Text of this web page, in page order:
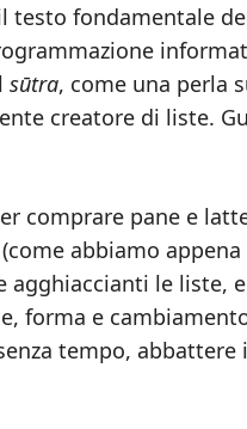
fondamentale
sūtra, come una perla
creatore di liste.
comprare pane e
abbiamo
le liste,
forma e
tempo,